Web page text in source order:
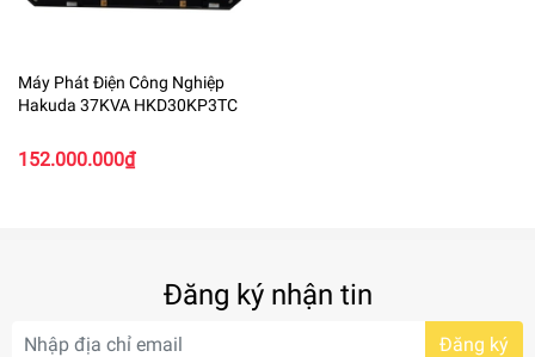
Máy Phát Điện Công Nghiệp
Hakuda 37KVA HKD30KP3TC
152.000.000₫
Đăng ký nhận tin
Đăng ký